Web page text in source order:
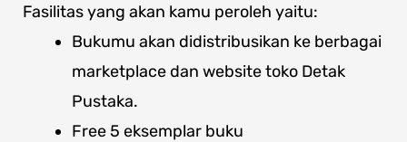
Fasilitas yang akan kamu peroleh yaitu:
Bukumu akan didistribusikan ke berbagai
marketplace dan website toko Detak
Pustaka.
Free 5 eksemplar buku